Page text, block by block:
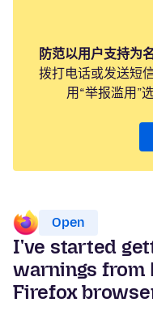
防范以用户支持为
拨打电话或发送短
用“举报滥用”
Open
I've started
warnings from
Firefox